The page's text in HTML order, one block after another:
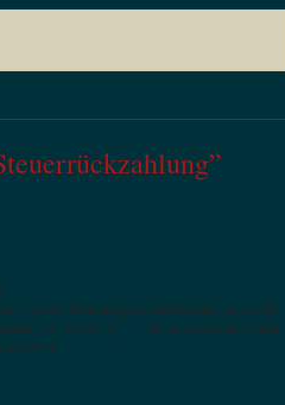
ich ja echt lange gearbeitet habe, nur sehr
(ca. 70EUR)….. Habe zumindest mehr
=)